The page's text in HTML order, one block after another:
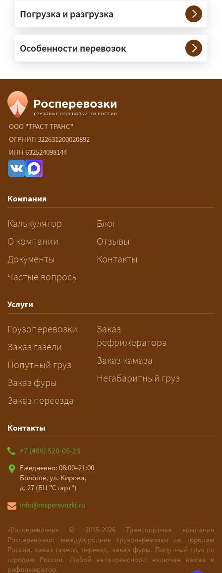
сопровождение?
организуем. Потребность в машинах
прикрытия зависит от габаритов
груза и маршрута; это определяется
Сколько стоит перевозка
негабарита?
— От 90 ₽/км. Точная стоимость
рассчитывается индивидуально:
влияют габариты и вес груза,
разрешений и машин
сопровождения.
За сколько дней заказывать
перевозку негабарита?
— Заранее: только оформление
рабочих дней. Оставьте заявку
заблаговременно — логист
рассчитает маршрут и запустит
подготовку документов.
Погрузка и разгрузка
Особенности перевозок
ООО "ТРАСТ ТРАНС"
ОГРНИП 322631200020892
ИНН 632524098144
Компания
Калькулятор
О компании
Документы
Частые вопросы
Блог
Отзывы
Контакты
Услуги
Грузоперевозки
Заказ газели
Попутный груз
Заказ фуры
Заказ переезда
Заказ
рефрижератора
Заказ камаза
Негабаритный груз
Контакты
+7 (499) 520-05-23
Ежедневно: 08:00–21:00
Бологое, ул. Кирова,
д. 27 (БЦ "Старт")
info@rosperevozki.ru
«Росперевозки» © 2015-2026
Транспортная компания
Росперевозки: междугородние грузоперевозки по городам
России, заказ газели, переезд, заказ фуры. Попутный груз по
городам России. Любой автотранспорт: включая камаз и
рефрижератор.